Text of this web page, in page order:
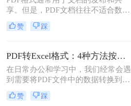
的PDF转XLSX的方法，帮助你轻松
享。但是，PDF文档往往不适合数据
处理。因此，将PDF转换为Excel表格
可以提取其中的数据。这样，用户可
过滤、计算和其他数据处理任务。下
面我们来学习一下如何将pdf转excel的
具体操作过程，快来~
赞 踩
PDF转Excel格式：4种方法按文件来源（邮件/扫描/导出）选！
在日常办公和学习中，我们经常会遇
到需要将PDF文件中的数据转换到
Excel表格中进行处理的情况。然而，
由于PDF文件通常是用于阅读而非编
赞 踩